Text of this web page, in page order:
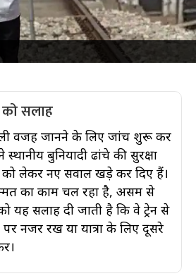
थम गई हैं। असम के कई मुख्य रेल रूट
में भारी देरी हो रही है।
मरम्मत और हुए नुकसान का आकलन
को सलाह
वजह जानने के लिए जांच शुरू कर
बुनियादी ढांचे की सुरक्षा
लेकर नए सवाल खड़े कर दिए हैं।
का काम चल रहा है, असम से
यह सलाह दी जाती है कि वे ट्रेन से
नजर रखें या यात्रा के लिए दूसरे